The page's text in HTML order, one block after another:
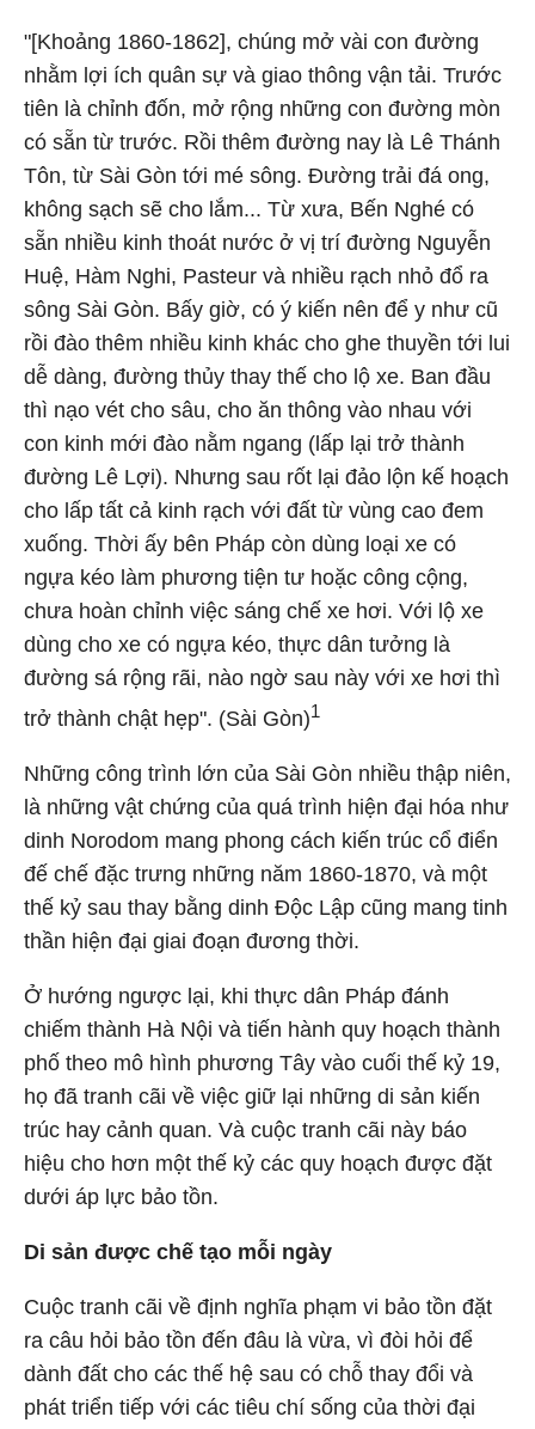
"[Khoảng 1860-1862], chúng mở vài con đường
nhằm lợi ích quân sự và giao thông vận tải. Trước
tiên là chỉnh đốn, mở rộng những con đường mòn
có sẵn từ trước. Rồi thêm đường nay là Lê Thánh
Tôn, từ Sài Gòn tới mé sông. Đường trải đá ong,
không sạch sẽ cho lắm... Từ xưa, Bến Nghé có
sẵn nhiều kinh thoát nước ở vị trí đường Nguyễn
Huệ, Hàm Nghi, Pasteur và nhiều rạch nhỏ đổ ra
sông Sài Gòn. Bấy giờ, có ý kiến nên để y như cũ
rồi đào thêm nhiều kinh khác cho ghe thuyền tới lui
dễ dàng, đường thủy thay thế cho lộ xe. Ban đầu
thì nạo vét cho sâu, cho ăn thông vào nhau với
con kinh mới đào nằm ngang (lấp lại trở thành
đường Lê Lợi). Nhưng sau rốt lại đảo lộn kế hoạch
cho lấp tất cả kinh rạch với đất từ vùng cao đem
xuống. Thời ấy bên Pháp còn dùng loại xe có
ngựa kéo làm phương tiện tư hoặc công cộng,
chưa hoàn chỉnh việc sáng chế xe hơi. Với lộ xe
dùng cho xe có ngựa kéo, thực dân tưởng là
đường sá rộng rãi, nào ngờ sau này với xe hơi thì
trở thành chật hẹp". (Sài Gòn)1
Những công trình lớn của Sài Gòn nhiều thập niên,
là những vật chứng của quá trình hiện đại hóa như
dinh Norodom mang phong cách kiến trúc cổ điển
đế chế đặc trưng những năm 1860-1870, và một
thế kỷ sau thay bằng dinh Độc Lập cũng mang tinh
thần hiện đại giai đoạn đương thời.
Ở hướng ngược lại, khi thực dân Pháp đánh
chiếm thành Hà Nội và tiến hành quy hoạch thành
phố theo mô hình phương Tây vào cuối thế kỷ 19,
họ đã tranh cãi về việc giữ lại những di sản kiến
trúc hay cảnh quan. Và cuộc tranh cãi này báo
hiệu cho hơn một thế kỷ các quy hoạch được đặt
dưới áp lực bảo tồn.
Di sản được chế tạo mỗi ngày
Cuộc tranh cãi về định nghĩa phạm vi bảo tồn đặt
ra câu hỏi bảo tồn đến đâu là vừa, vì đòi hỏi để
dành đất cho các thế hệ sau có chỗ thay đổi và
phát triển tiếp với các tiêu chí sống của thời đại